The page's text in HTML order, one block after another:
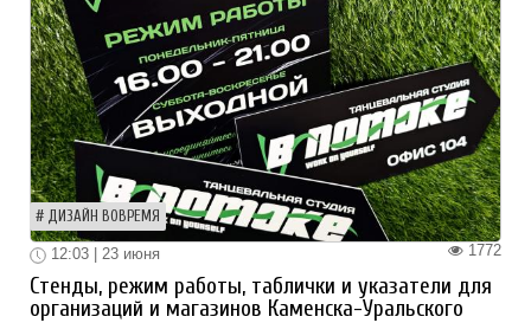
ДИЗАЙН ВОВРЕМЯ
1772
12:03 | 23 июня
Стенды, режим работы, таблички и указатели для
организаций и магазинов Каменска-Уральского